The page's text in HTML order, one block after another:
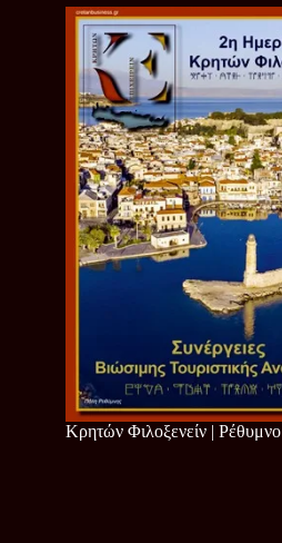
Κρητών Φιλοξενείν | Ρέθυμνο